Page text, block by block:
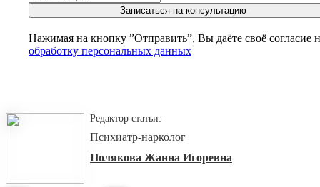
Записаться на консультацию
Нажимая на кнопку ”Отправить”, Вы даёте своё согласие
обработку персональных данных
Редактор статьи:
Психиатр-нарколог
Полякова Жанна Игоревна